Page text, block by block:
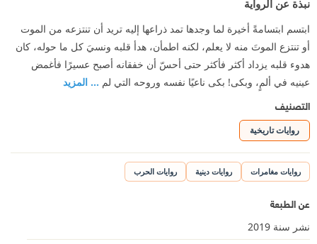
نبذة عن الرواية
ابتسم ابتسامةً أخيرة لما وجدها تمد ذراعها إليه تريد أن تنتزعه من الموت
أو تنتزع الموتَ منه لا يعلم، لكنه اطمأن، هدأ قلبه ونسيَ كل ما حوله، كان
هدوء قلبه يزداد أكثر فأكثر حتى أحسّ أن خفقانه أصبح عسيرًا فأغمض
عينيه في ألمٍ، وبكى! بكى ناعيًا نفسه وروحه التي لم ... المزيد
التصنيف
روايات تاريخية
روايات مغامرات روايات دينية روايات الحرب
عن الطبعة
نشر سنة 2019